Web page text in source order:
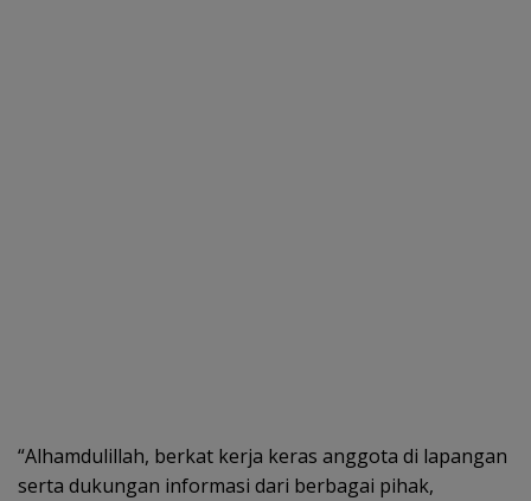
“Alhamdulillah, berkat kerja keras anggota di lapangan
serta dukungan informasi dari berbagai pihak,